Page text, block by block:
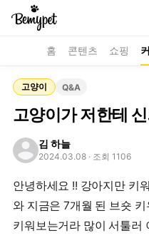
홈 콘텐츠 쇼핑
고양이 Q&A
고양이가 저한테
김 하늘
2024.03.08 · 조회 1106
안녕하세요 !! 강아지만 키
와 지금은 7개월 된 브숏
키워보는거라 많이 서툴러